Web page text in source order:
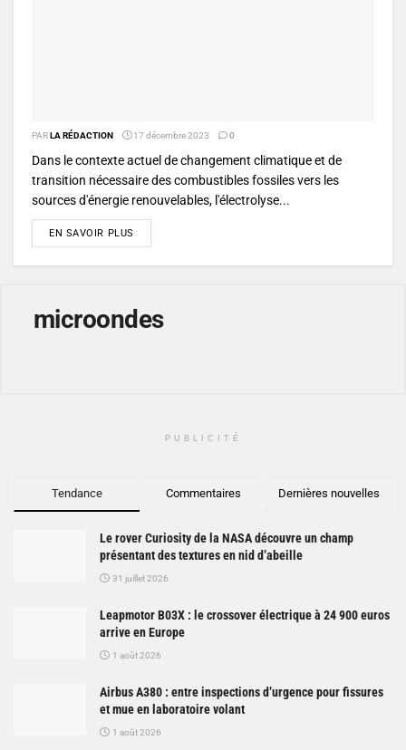
PARLA RÉDACTION 17 décembre 2023 0
Dans le contexte actuel de changement climatique et de
transition nécessaire des combustibles fossiles vers les
sources d'énergie renouvelables, l'électrolyse...
EN SAVOIR PLUS
microondes
PUBLICITÉ
Tendance Commentaires Dernières nouvelles
Le rover Curiosity de la NASA découvre un champ
présentant des textures en nid d’abeille
31 juillet 2026
Leapmotor B03X : le crossover électrique à 24 900 euros
arrive en Europe
1 août 2026
Airbus A380 : entre inspections d’urgence pour fissures
et mue en laboratoire volant
1 août 2026